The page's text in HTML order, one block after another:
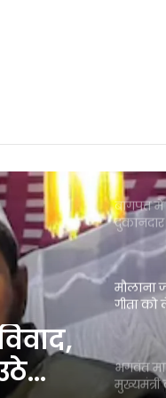
जूझते
बागपत
दुकानदार
वायरल
मौलाना
गीता
भगवंत